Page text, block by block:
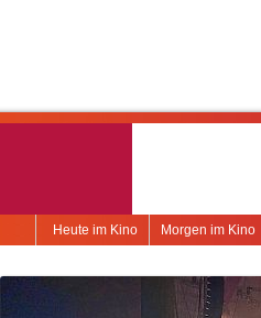
Morgen im Kino
Heute im Kino